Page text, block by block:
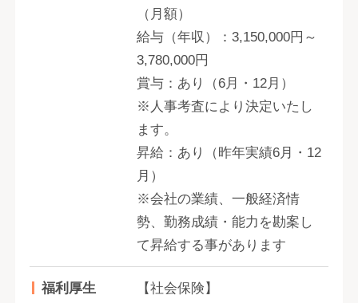
（月額）
給与（年収）：3,150,000円～
3,780,000円
賞与：あり（6月・12月）
※人事考査により決定いたし
ます。
昇給：あり（昨年実績6月・12
月）
※会社の業績、一般経済情
勢、勤務成績・能力を勘案し
て昇給する事があります
福利厚生
【社会保険】